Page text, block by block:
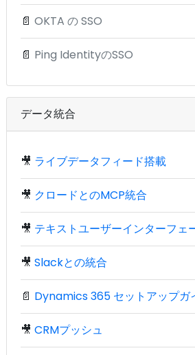
📄 OKTA の SSO
📄 Ping IdentityのSSO
データ統合
🎥 ライブデータフィード搭載
🎥 クロードとのMCP統合
🎥 テキストユーザーインターフェ
🎥 Slackとの統合
📄 Dynamics 365 セットアップガ
🎥 CRMプッシュ